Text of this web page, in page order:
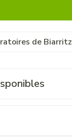
de Biarritz